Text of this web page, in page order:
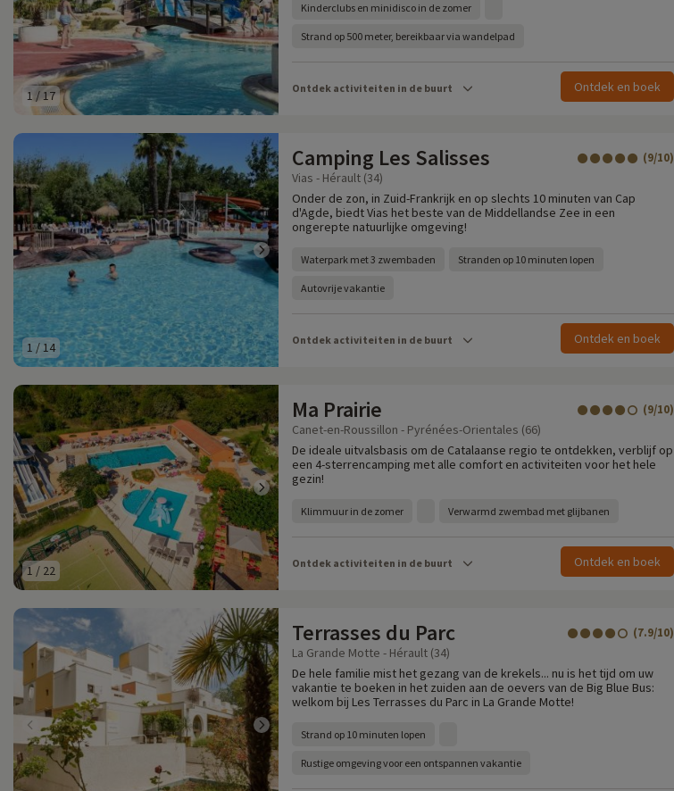
1 / 17
Kinderclubs en minidisco in de zomer
Strand op 500 meter, bereikbaar via wandelpad
Ontdek activiteiten in de buurt Ontdek en boek
1 /14
Camping Les Salisses (9/10)
Vias - Hérault (34)
Onder de zon, in Zuid-Frankrijk en op slechts 10 minuten van Cap
d'Agde, biedt Vias het beste van de Middellandse Zee in een
ongerepte natuurlijke omgeving!
Waterpark met 3 zwembaden Stranden op 10 minuten lopen
Autovrije vakantie
Ontdek activiteiten in de buurt Ontdek en boek
1 / 22
Ma Prairie (9/10)
Canet-en-Roussillon - Pyrénées-Orientales (66)
De ideale uitvalsbasis om de Catalaanse regio te ontdekken, verblijf op
een 4-sterrencamping met alle comfort en activiteiten voor het hele
gezin!
Klimmuur in de zomer Verwarmd zwembad met glijbanen
Ontdek activiteiten in de buurt Ontdek en boek
Terrasses du Parc (7.9/10)
La Grande Motte - Hérault (34)
De hele familie mist het gezang van de krekels... nu is het tijd om uw
vakantie te boeken in het zuiden aan de oevers van de Big Blue Bus:
welkom bij Les Terrasses du Parc in La Grande Motte!
Strand op 10 minuten lopen
Rustige omgeving voor een ontspannen vakantie